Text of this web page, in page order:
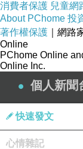
消費者保護 兒童網
About PChome 投
著作權保護 ｜網路
Online
PChome Online
Online Inc.
個人新聞
快速發文
心情雜記